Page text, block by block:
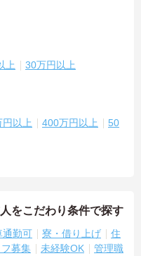
上 30万円以上
以上 400万円以上
50
をこだわり条件で探す
通勤可 寮・借り上げ
住
募集 未経験OK
管理職